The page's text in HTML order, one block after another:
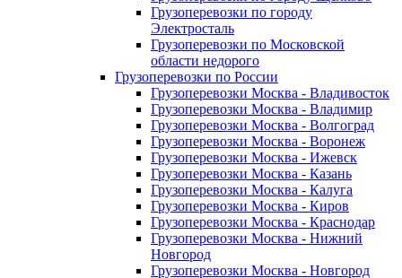
Грузоперевозки по городу
Электросталь
Грузоперевозки по Московской
области недорого
Грузоперевозки по России
Грузоперевозки Москва - Владивосток
Грузоперевозки Москва - Владимир
Грузоперевозки Москва - Волгоград
Грузоперевозки Москва - Воронеж
Грузоперевозки Москва - Ижевск
Грузоперевозки Москва - Казань
Грузоперевозки Москва - Калуга
Грузоперевозки Москва - Киров
Грузоперевозки Москва - Краснодар
Грузоперевозки Москва - Нижний
Новгород
Грузоперевозки Москва - Новгород